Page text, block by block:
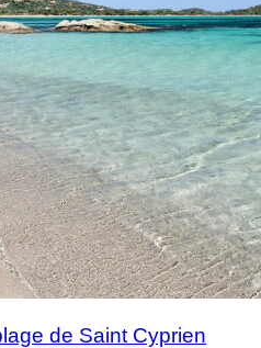
de Saint Cyprien